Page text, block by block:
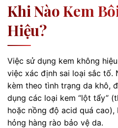
Khi Nào Kem
Hiệu?
Việc sử dụng kem không
việc xác định sai loại sắc tố.
kèm theo tình trạng da khô,
dụng các loại kem “lột tẩy”
hoặc nồng độ acid quá cao),
hỏng hàng rào bảo vệ da.